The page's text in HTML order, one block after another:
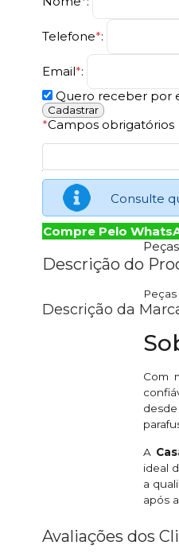
Telefone*:
Email*:
Quero receber por
*Campos obrigatórios
Consulte
Compre Pelo
Descrição do
Descrição da
Com
A
ideal
a
após
Avaliações dos